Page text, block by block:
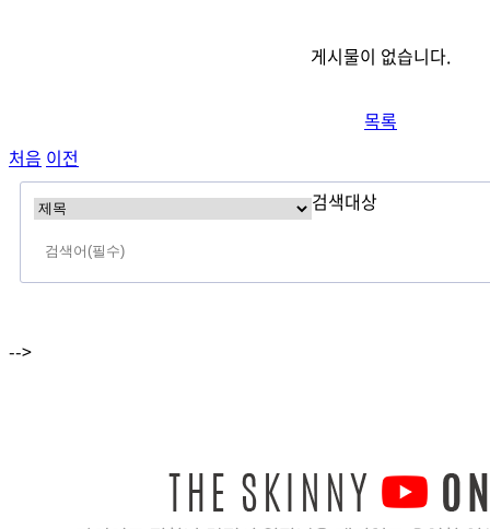
게시물이 없습니다.
목록
처음 이전
검색대상
-->